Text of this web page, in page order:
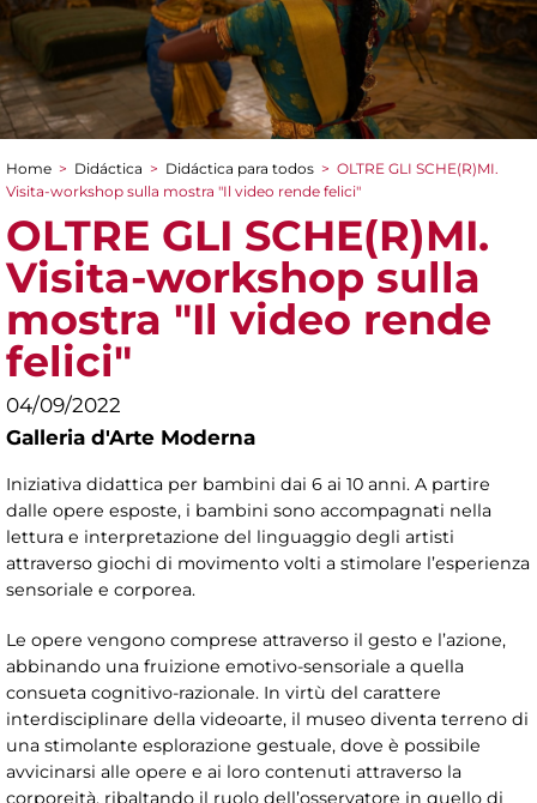
You are here
Home > Didáctica > Didáctica para todos > OLTRE GLI SCHE(R)MI.
Visita-workshop sulla mostra "Il video rende felici"
OLTRE GLI SCHE(R)MI.
Visita-workshop sulla
mostra "Il video rende
felici"
04/09/2022
Galleria d'Arte Moderna
Iniziativa didattica per bambini dai 6 ai 10 anni. A partire
dalle opere esposte, i bambini sono accompagnati nella
lettura e interpretazione del linguaggio degli artisti
attraverso giochi di movimento volti a stimolare l’esperienza
sensoriale e corporea.
Le opere vengono comprese attraverso il gesto e l’azione,
abbinando una fruizione emotivo-sensoriale a quella
consueta cognitivo-razionale. In virtù del carattere
interdisciplinare della videoarte, il museo diventa terreno di
una stimolante esplorazione gestuale, dove è possibile
avvicinarsi alle opere e ai loro contenuti attraverso la
corporeità, ribaltando il ruolo dell’osservatore in quello di